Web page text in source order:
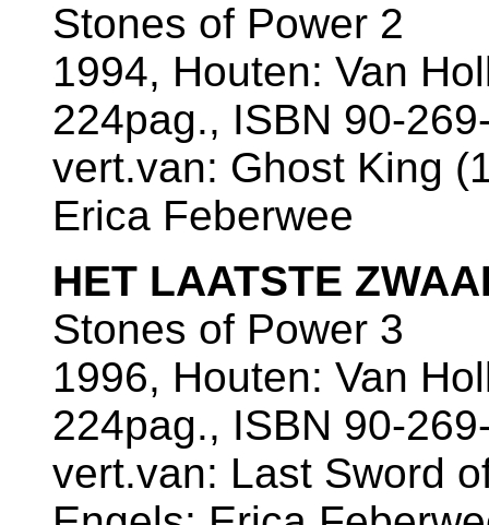
Stones of Power 2
1994, Houten: Van
224pag., ISBN 90-
vert.van: Ghost King
Erica Feberwee
HET LAATSTE
Stones of Power 3
1996, Houten: Van
224pag., ISBN 90-
vert.van: Last Sword